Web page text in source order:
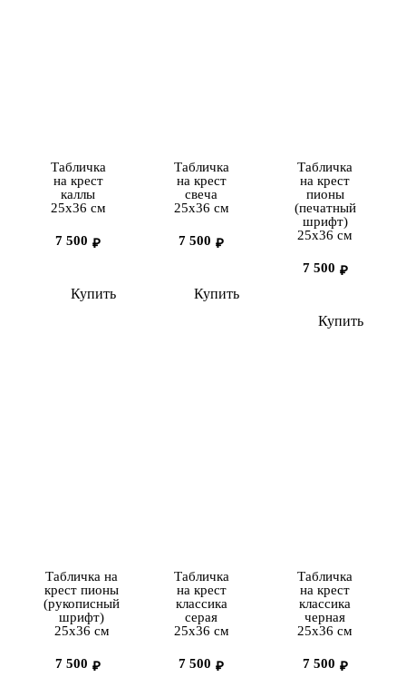
Табличка
на крест
каллы
25х36 см
₽
7 500
Купить
Табличка
на крест
свеча
25х36 см
₽
7 500
Купить
Табличка
на крест
пионы
(печатный
шрифт)
25х36 см
₽
7 500
Купить
Табличка на
крест пионы
(рукописный
шрифт)
25х36 см
₽
7 500
Табличка
на крест
классика
серая
25х36 см
₽
7 500
Табличка
на крест
классика
черная
25х36 см
₽
7 500